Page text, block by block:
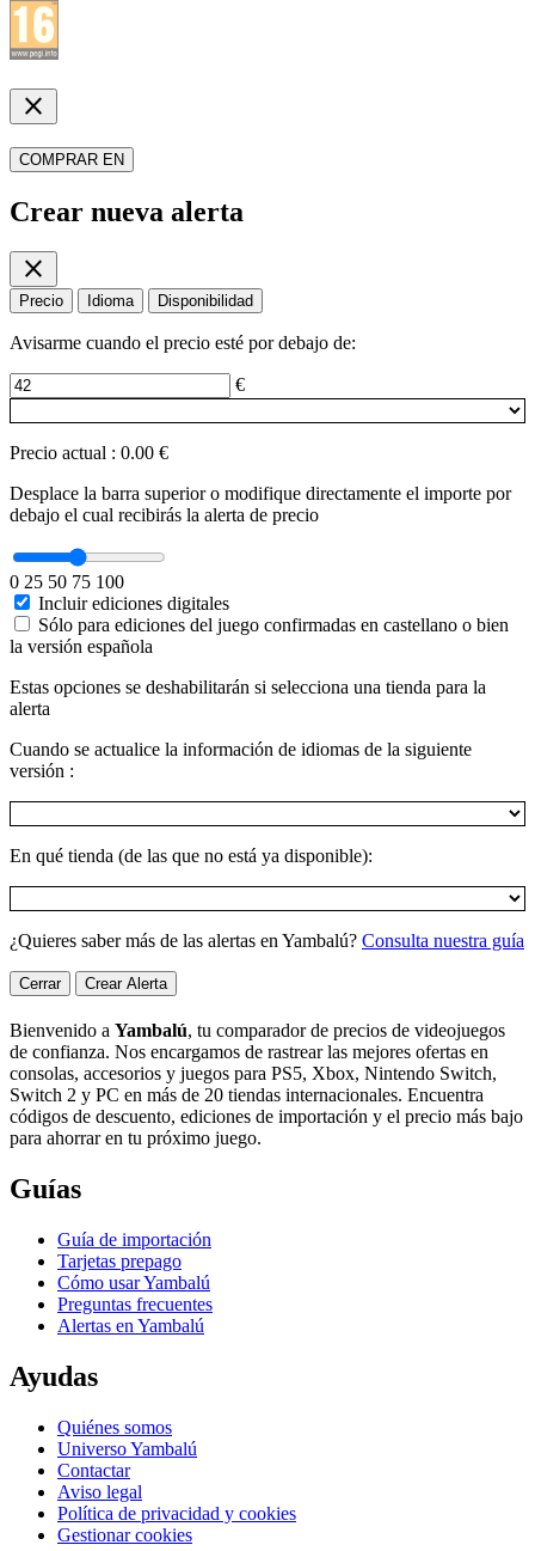
close
COMPRAR EN
Crear nueva alerta
close
Precio Idioma Disponibilidad
Avisarme cuando el precio esté por debajo de:
€
Precio actual : 0.00 €
Desplace la barra superior o modifique directamente el importe por
debajo el cual recibirás la alerta de precio
0 25 50 75 100
Incluir ediciones digitales
Sólo para ediciones del juego confirmadas en castellano o bien
la versión española
Estas opciones se deshabilitarán si selecciona una tienda para la
alerta
Cuando se actualice la información de idiomas de la siguiente
versión :
En qué tienda (de las que no está ya disponible):
¿Quieres saber más de las alertas en Yambalú? Consulta nuestra guía
Cerrar Crear Alerta
Bienvenido a Yambalú, tu comparador de precios de videojuegos
de confianza. Nos encargamos de rastrear las mejores ofertas en
consolas, accesorios y juegos para PS5, Xbox, Nintendo Switch,
Switch 2 y PC en más de 20 tiendas internacionales. Encuentra
códigos de descuento, ediciones de importación y el precio más bajo
para ahorrar en tu próximo juego.
Guías
Guía de importación
Tarjetas prepago
Cómo usar Yambalú
Preguntas frecuentes
Alertas en Yambalú
Ayudas
Quiénes somos
Universo Yambalú
Contactar
Aviso legal
Política de privacidad y cookies
Gestionar cookies